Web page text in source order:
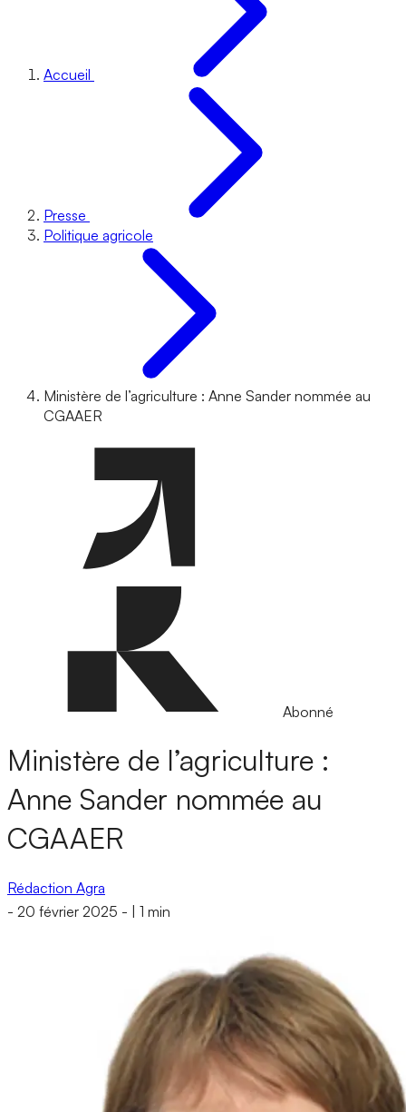
Accueil
Presse
Politique agricole
Ministère de l’agriculture : Anne Sander nommée au
CGAAER
Abonné
Ministère de l’agriculture :
Anne Sander nommée au
CGAAER
Rédaction Agra
- 20 février 2025 - 1 min